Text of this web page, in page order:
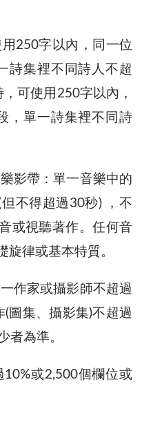
用250字以內，同一位
詩集裡不同詩人不超
可使用250字以內，
，單一詩集裡不同詩
影帶：單一音樂中的
不得超過30秒) ，不
或視聽著作。任何音
旋律或基本特質。
作家或攝影師不超過
圖集、攝影集)不超過
者為準。
10%或2,500個欄位或